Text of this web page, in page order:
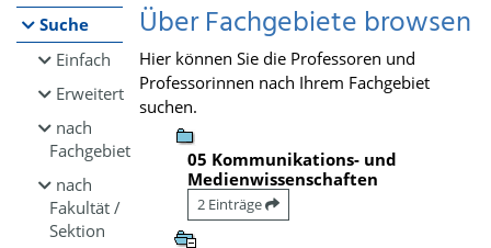
Suche
Einfach
Erweitert
nach
Fachgebiet
nach
Fakultät /
Sektion
Über Fachgebiete browsen
Hier können Sie die Professoren und
Professorinnen nach Ihrem Fachgebiet
suchen.
05 Kommunikations- und
Medienwissenschaften
2 Einträge